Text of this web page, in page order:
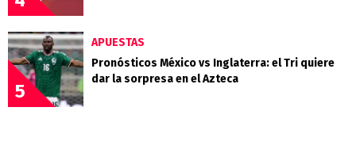
5
APUESTAS
Pronósticos México vs Inglaterra: el Tri quiere
dar la sorpresa en el Azteca